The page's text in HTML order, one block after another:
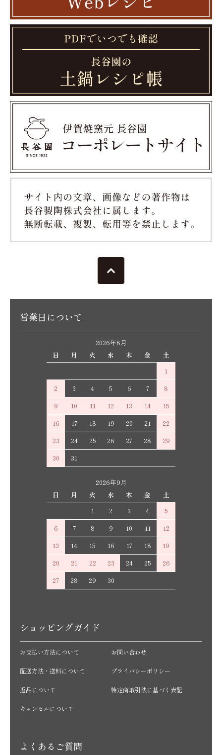
営業日について
2026年8月
日
月 火 水 木 金
土
1
2
3 4 5 6 7
8
9
10 11 12 13 14
15
16
17 18 19 20 21
22
23
24 25 26 27 28
29
30
31
2026年9月
日
月 火 水 木 金
土
1
2 3 4
5
6
7 8 9 10 11
12
13
14 15 16 17 18
19
20
21 22 23 24 25
26
27
28 29 30
ショッピングガイド
お支払い方法について
配送方法・送料について
返品について
キャンセルについて
お問い合わせ
プライバシーポリシー
特定商取引法に基づく表記
よくあるご質問